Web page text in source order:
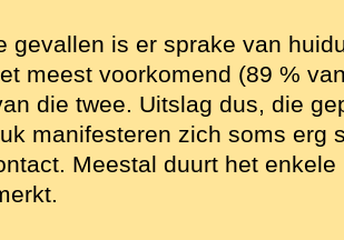
gevallen is er sprake van
meest voorkomend (89 %
die twee. Uitslag dus, die
manifesteren zich soms erg
Meestal duurt het